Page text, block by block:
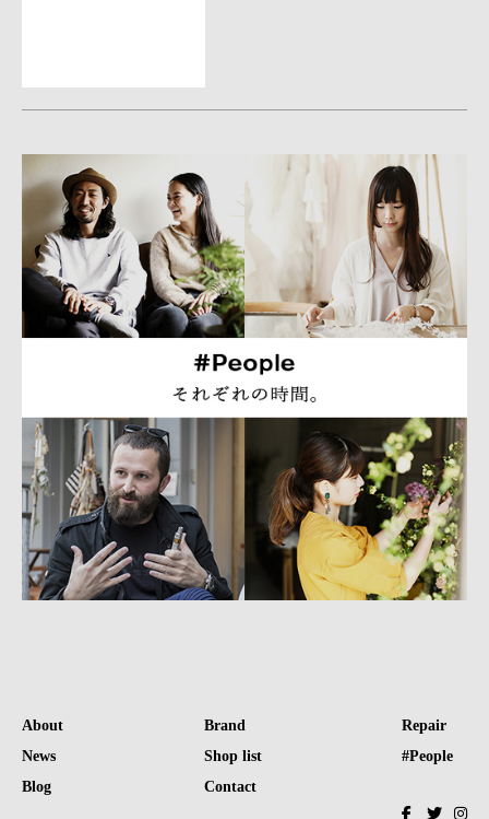
About
News
Blog
Brand
Shop list
Contact
Repair
#People